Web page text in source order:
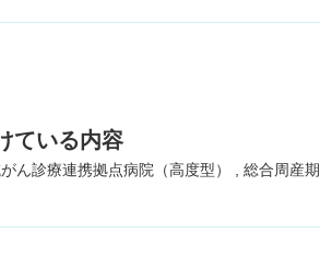
ている内容
ん診療連携拠点病院（高度型） 総合周産